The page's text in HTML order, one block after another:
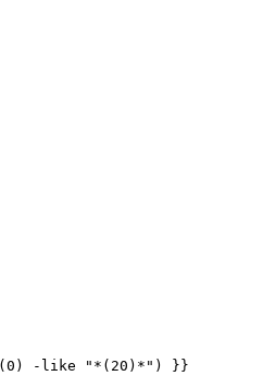
-like "*(20)*") }}